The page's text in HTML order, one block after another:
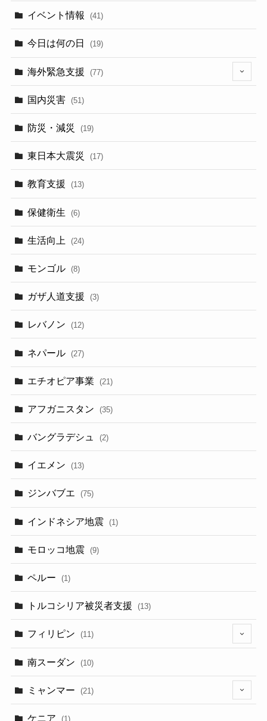
イベント情報 (41)
今日は何の日 (19)
海外緊急支援 (77)
国内災害 (51)
防災・減災 (19)
東日本大震災 (17)
教育支援 (13)
保健衛生 (6)
生活向上 (24)
モンゴル (8)
ガザ人道支援 (3)
レバノン (12)
ネパール (27)
エチオピア事業 (21)
アフガニスタン (35)
バングラデシュ (2)
イエメン (13)
ジンバブエ (75)
インドネシア地震 (1)
モロッコ地震 (9)
ペルー (1)
トルコシリア被災者支援 (13)
フィリピン (11)
南スーダン (10)
ミャンマー (21)
ケニア (1)